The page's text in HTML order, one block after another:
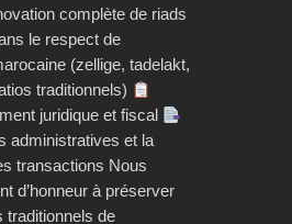
complète de riads
le respect de
(zellige, tadelakt,
traditionnels)
juridique et fiscal
administratives et la
transactions Nous
d’honneur à préserver
traditionnels de